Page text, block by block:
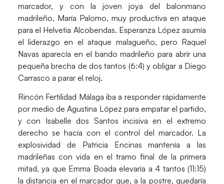
marcador, y con la joven joya del balonmano
madrileño, María Palomo, muy productiva en ataque
para el Helvetia Alcobendas. Esperanza López asumía
el liderazgo en el ataque malagueño, pero Raquel
Navas aparecía en el bando madrileño para abrir una
pequeña brecha de dos tantos (6:4) y obligar a Diego
Carrasco a parar el reloj.
Rincón Fertilidad Málaga iba a responder rápidamente
por medio de Agustina López para empatar el partido,
y con Isabelle dos Santos incisiva en el extremo
derecho se hacía con el control del marcador. La
explosividad de Patricia Encinas mantenía a las
madrileñas con vida en el tramo final de la primera
mitad, ya que Emma Boada elevaría a 4 tantos (11:15)
la distancia en el marcador que, a la postre, quedaría